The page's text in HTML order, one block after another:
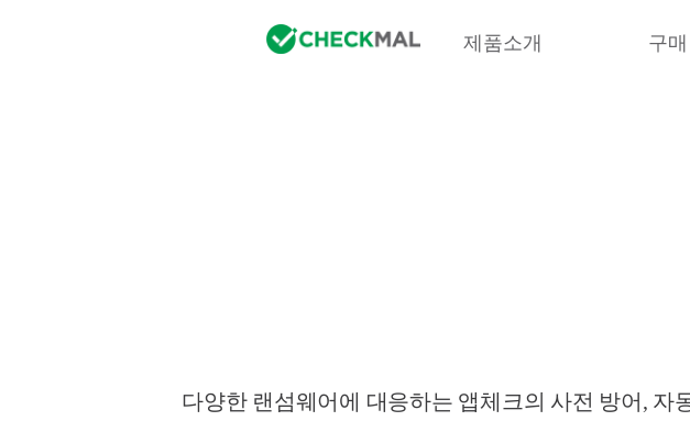
제품소개 구매
다양한 랜섬웨어에 대응하는 앱체크의 사전 방어, 자